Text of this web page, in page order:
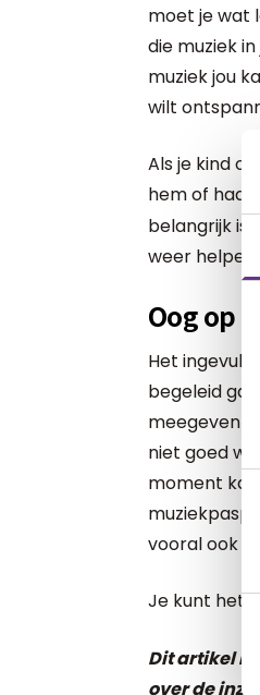
moet je wat
die muziek
muziek jou
wilt
Als je kind
hem of haar
belangrijk is
weer helpen
Oog op
Het
begeleid
meegeven
niet goed
moment
vooral ook
Je kunt het
Dit artikel is
over de